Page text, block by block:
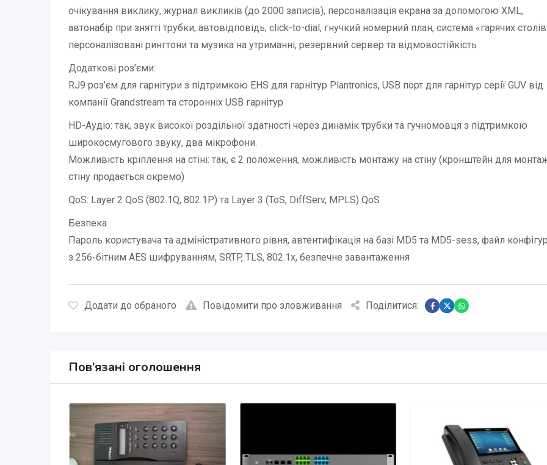
очікування виклику, журнал викликів (до 2000 записів), персоналізація екрана за допомогою XML,
автонабір при знятті трубки, автовідповідь, click-to-dial, гнучкий номерний план, система «гарячих
персоналізовані рингтони та музика на утриманні, резервний сервер та відмовостійкість
Додаткові роз’єми:
RJ9 роз’єм для гарнітури з підтримкою EHS для гарнітур Plantronics, USB порт для гарнітур серії GUV від
компанії Grandstream та сторонніх USB гарнітур
HD-Аудіо: так, звук високої роздільної здатності через динамік трубки та гучномовця з підтримкою
широкосмугового звуку, два мікрофони.
Можливість кріплення на стіні: так, є 2 положення, можливість монтажу на стіну (кронштейн для
стіну продається окремо)
QoS: Layer 2 QoS (802.1Q, 802.1P) та Layer 3 (ToS, DiffServ, MPLS) QoS
Безпека
Пароль користувача та адміністративного рівня, автентифікація на базі MD5 та MD5-sess, файл
з 256-бітним AES шифруванням, SRTP, TLS, 802.1x, безпечне завантаження
Додати до обраного Повідомити про зловживання Поділитися:
Пов’язані оголошення